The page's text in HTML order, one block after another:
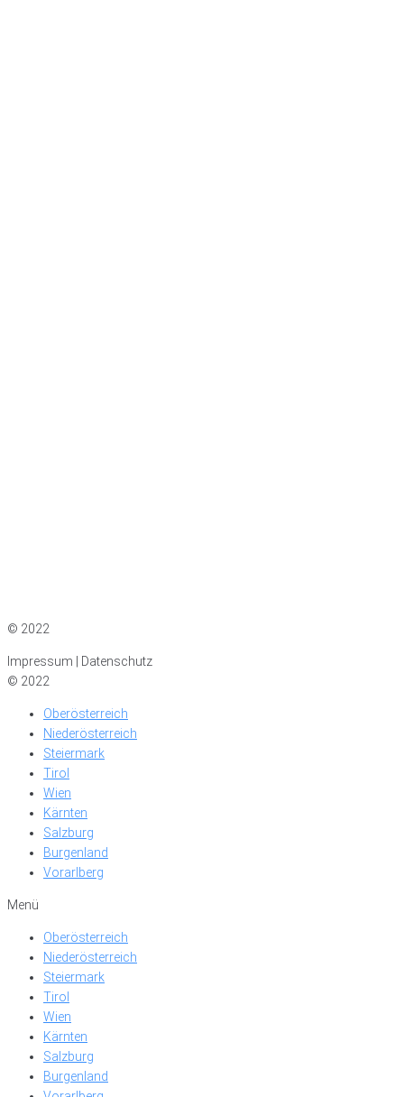
© 2022
Impressum | Datenschutz
© 2022
Oberösterreich
Niederösterreich
Steiermark
Tirol
Wien
Kärnten
Salzburg
Burgenland
Vorarlberg
Menü
Oberösterreich
Niederösterreich
Steiermark
Tirol
Wien
Kärnten
Salzburg
Burgenland